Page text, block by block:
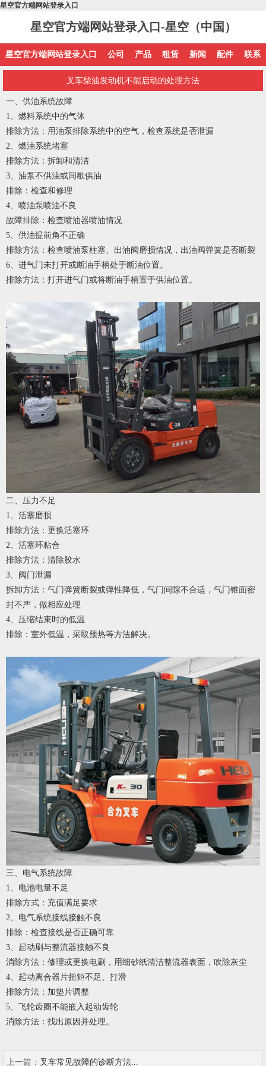
星空官方端网站登录入口
星空官方端网站登录入口-星空（中国）
星空官方端网站登录入口 公司 产品 租赁 新闻 配件 联系
叉车柴油发动机不能启动的处理方法
一、供油系统故障
1、 燃料系统中的气体
排除方法：用油泵排除系统中的空气，检查系统是否泄漏
2、 燃油系统堵塞
排除方法：拆卸和清洁
3、 油泵不供油或间歇供油
排除：检查和修理
4、 喷油泵喷油不良
故障排除：检查喷油器喷油情况
5、 供油提前角不正确
排除方法：检查喷油泵柱塞、出油阀磨损情况，出油阀弹簧是否断裂
6、 进气门未打开或断油手柄处于断油位置。
排除方法：打开进气门或将断油手柄置于供油位置。
二、 压力不足
1、 活塞磨损
排除方法：更换活塞环
2、 活塞环粘合
排除方法：清除胶水
3、 阀门泄漏
拆卸方法：气门弹簧断裂或弹性降低，气门间隙不合适，气门锥面密
封不严，做相应处理
4、 压缩结束时的低温
排除：室外低温，采取预热等方法解决。
三
电气系统故障
1
电池电量不足
排除方式：充值满足要求
2
电气系统接线接触不良
排除：检查接线是否正确可靠
3
起动刷与整流器接触不良
消除方法：修理或更换电刷，用细砂纸清洁整流器表面，吹除灰尘
4
起动离合器片扭矩不足、打滑
排除方法：加垫片调整
5
飞轮齿圈不能嵌入起动齿轮
消除方法：找出原因并处理 。
上一篇： 叉车常见故障的诊断方法...